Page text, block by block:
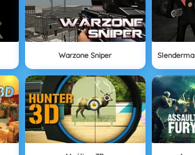
Warzone Sniper